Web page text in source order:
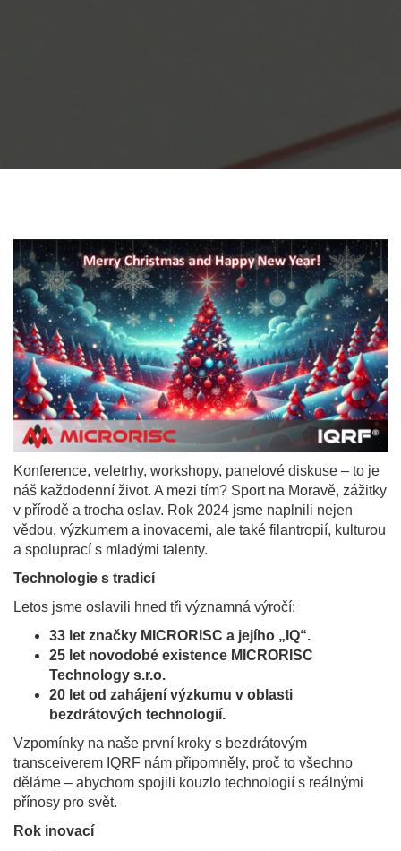
Konference, veletrhy, workshopy, panelové diskuse – to je
náš každodenní život. A mezi tím? Sport na Moravě, zážitky
v přírodě a trocha oslav. Rok 2024 jsme naplnili nejen
vědou, výzkumem a inovacemi, ale také filantropií, kulturou
a spoluprací s mladými talenty.
Technologie s tradicí
Letos jsme oslavili hned tři významná výročí:
33 let značky MICRORISC a jejího „IQ“.
25 let novodobé existence MICRORISC
Technology s.r.o.
20 let od zahájení výzkumu v oblasti
bezdrátových technologií.
Vzpomínky na naše první kroky s bezdrátovým
transceiverem IQRF nám připomněly, proč to všechno
děláme – abychom spojili kouzlo technologií s reálnými
přínosy pro svět.
Rok inovací